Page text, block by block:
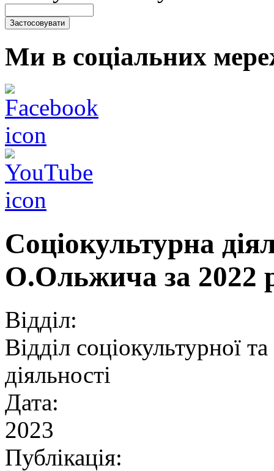
Ми в соціальних
Соціокультурна
О.Ольжича за 2022
Відділ:
Відділ соціокультурної
діяльності
Дата:
2023
Публікація: